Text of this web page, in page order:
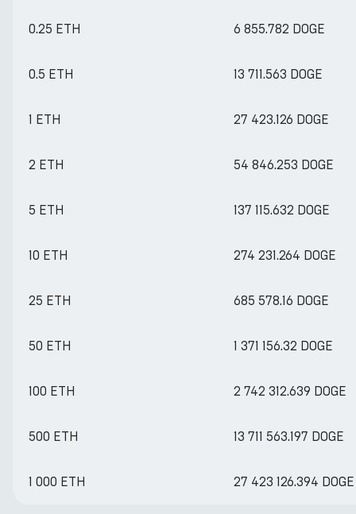
0.25 ETH 6 855.782 DOGE
0.5 ETH 13 711.563 DOGE
1 ETH 27 423.126 DOGE
2 ETH 54 846.253 DOGE
5 ETH 137 115.632 DOGE
10 ETH 274 231.264 DOGE
25 ETH 685 578.16 DOGE
50 ETH 1 371 156.32 DOGE
100 ETH 2 742 312.639 DOGE
500 ETH 13 711 563.197 DOGE
1 000 ETH 27 423 126.394 DOGE